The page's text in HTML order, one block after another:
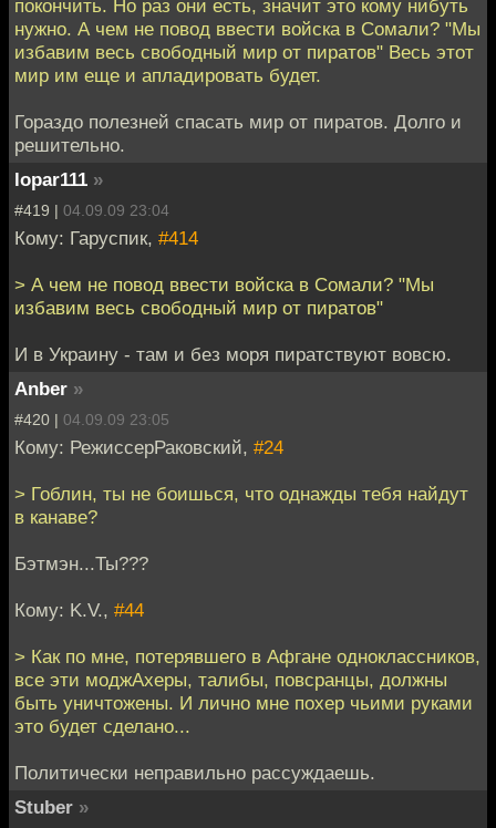
покончить. Но раз они есть, значит это кому нибуть
нужно. А чем не повод ввести войска в Сомали? "Мы
избавим весь свободный мир от пиратов" Весь этот
мир им еще и апладировать будет.
Гораздо полезней спасать мир от пиратов. Долго и
решительно.
lopar111 »
#419 | 04.09.09 23:04
Кому: Гаруспик, #414
> А чем не повод ввести войска в Сомали? "Мы
избавим весь свободный мир от пиратов"
И в Украину - там и без моря пиратствуют вовсю.
Anber »
#420 | 04.09.09 23:05
Кому: РежиссерРаковский, #24
> Гоблин, ты не боишься, что однажды тебя найдут
в канаве?
Бэтмэн...Ты???
Кому: K.V., #44
> Как по мне, потерявшего в Афгане одноклассников,
все эти моджАхеры, талибы, повсранцы, должны
быть уничтожены. И лично мне похер чьими руками
это будет сделано...
Политически неправильно рассуждаешь.
Stuber »